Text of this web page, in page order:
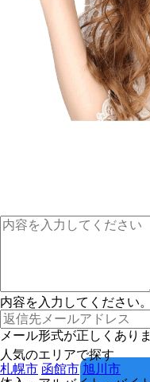
内容を入力してください。
メール形式が正しくあり
人気のエリアで探す
札幌市 函館市 旭川市